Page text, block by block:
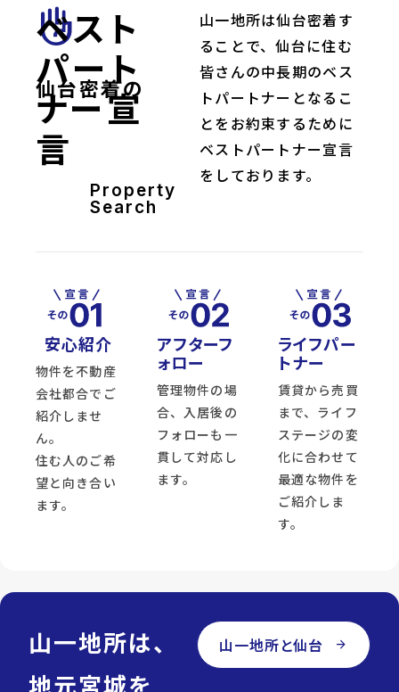
front_hand
仙台密着の
ベスト
パート
ナー宣
言
Property
Search
山一地所は仙台密着す
ることで、仙台に住む
皆さんの中長期のベス
トパートナーとなるこ
とをお約束するために
ベストパートナー宣言
をしております。
安心紹介
物件を不動産
会社都合でご
紹介しませ
ん。
住む人のご希
望と向き合い
ます。
アフターフ
ォロー
管理物件の場
合、入居後の
フォローも一
貫して対応し
ます。
ライフパー
トナー
賃貸から売買
まで、ライフ
ステージの変
化に合わせて
最適な物件を
ご紹介しま
す。
山一地所は、
地元宮城を
山一地所と仙台 arrow_forward